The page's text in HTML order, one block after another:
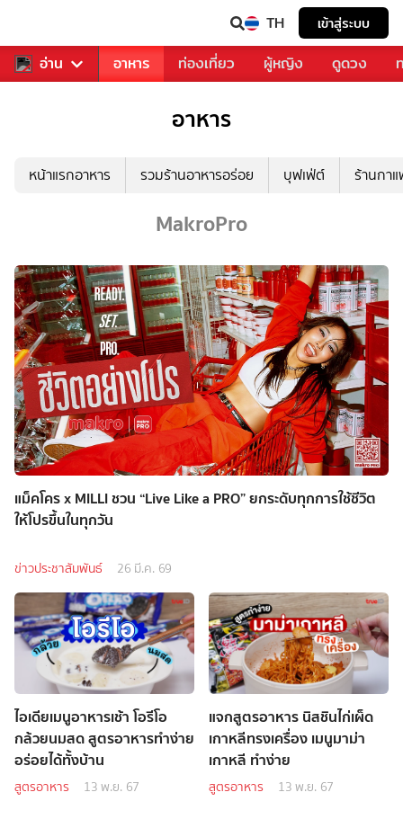
TH เข้าสู่ระบบ
อ่าน
รวงการเพลง อาหาร ท่องเที่ยว ผู้หญิง ดูดวง
อาหาร
หน้าแรกอาหาร รวมร้านอาหารอร่อย บุฟเฟ่ต์ ร้านกา
MakroPro
แม็คโคร x MILLI ชวน “Live Like a PRO” ยกระดับทุกการใช้ชีวิต
ให้โปรขึ้นในทุกวัน
ข่าวประชาสัมพันธ์ 26 มี.ค. 69
ไอเดียเมนูอาหารเช้า โอรีโอ
กล้วยนมสด สูตรอาหารทำง่าย
อร่อยได้ทั้งบ้าน
สูตรอาหาร 13 พ.ย. 67
แจกสูตรอาหาร นิสชินไก่เผ็ด
เกาหลีทรงเครื่อง เมนูมาม่า
เกาหลี ทำง่าย
สูตรอาหาร 13 พ.ย. 67